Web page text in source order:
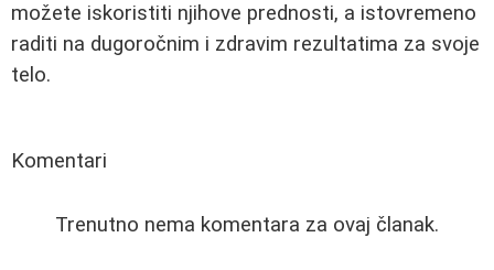
možete iskoristiti njihove prednosti, a istovremeno
raditi na dugoročnim i zdravim rezultatima za svoje
telo.
Komentari
Trenutno nema komentara za ovaj članak.